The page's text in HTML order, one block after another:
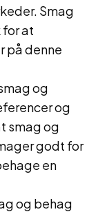
Smag
at
på denne
og
og
smag og
godt for
en
og behag